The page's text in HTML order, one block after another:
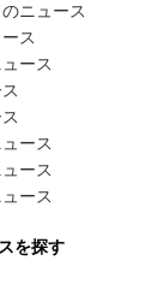
ニュース
ス
ース
ース
ース
ース
を探す